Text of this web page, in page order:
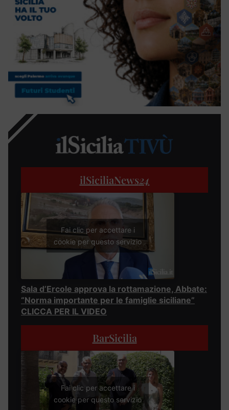
ilSiciliaNews24
Fai clic per accettare i
cookie per questo servizio
Sala d’Ercole approva la rottamazione, Abbate:
“Norma importante per le famiglie siciliane”
CLICCA PER IL VIDEO
BarSicilia
Fai clic per accettare i
cookie per questo servizio